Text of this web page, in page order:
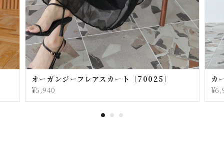
オーガンジーフレアスカート［70025］
¥5,940
カ